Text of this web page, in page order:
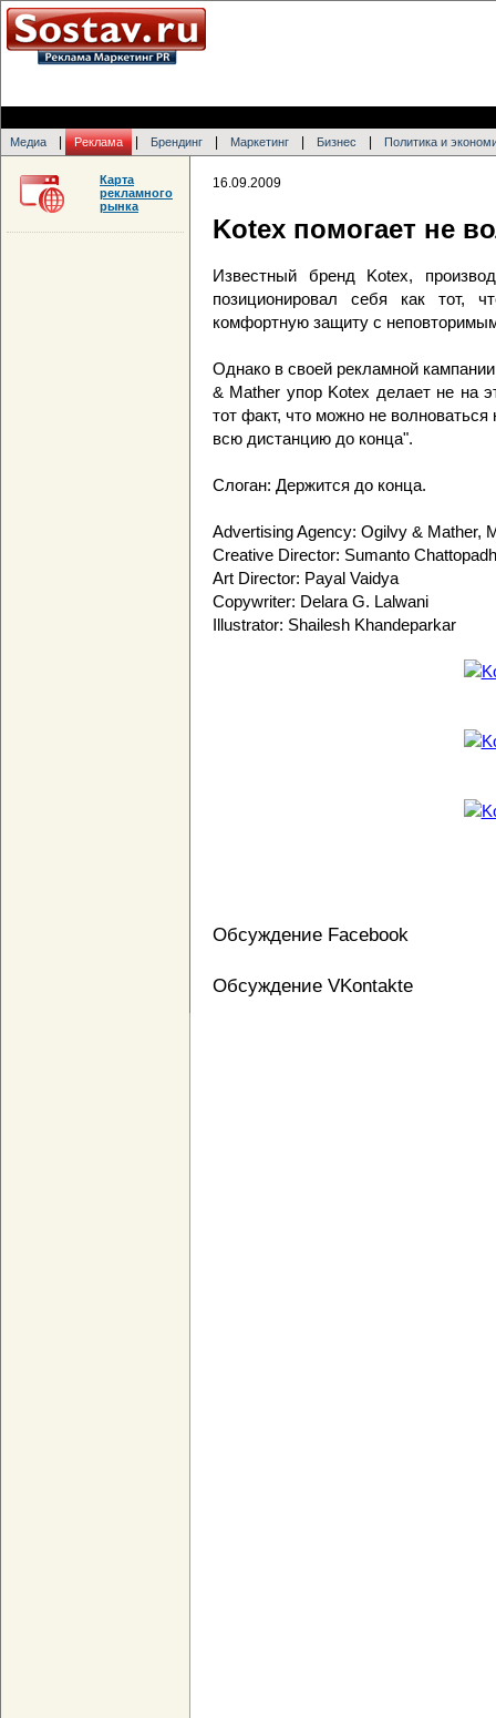
Медиа Реклама Брендинг Маркетинг Бизнес Политика и
16.09.2009
Kotex помогает не
Известный бренд Kotex,
позиционировал себя как тот,
комфортную защиту с
Однако в своей рекламной кампании
& Mather упор Kotex делает не на
тот факт, что можно не
всю дистанцию до конца".
Слоган: Держится до конца.
Advertising Agency: Ogilvy & Mather,
Creative Director: Sumanto
Art Director: Payal Vaidya
Copywriter: Delara G. Lalwani
Illustrator: Shailesh Khandeparkar
Обсуждение Facebook
Обсуждение VKontakte
Карта
рекламного
рынка